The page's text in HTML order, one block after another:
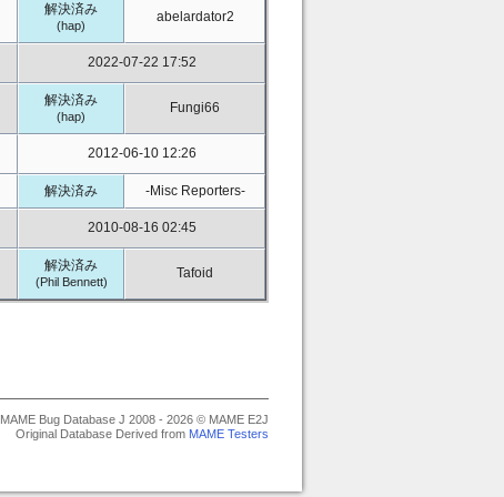
解決済み
(hap)
abelardator2
2022-07-22 17:52
解決済み
(hap)
Fungi66
2012-06-10 12:26
解決済み -Misc Reporters-
2010-08-16 02:45
解決済み
(Phil Bennett)
Tafoid
MAME Bug Database J 2008 - 2026 © MAME E2J
Original Database Derived from MAME Testers